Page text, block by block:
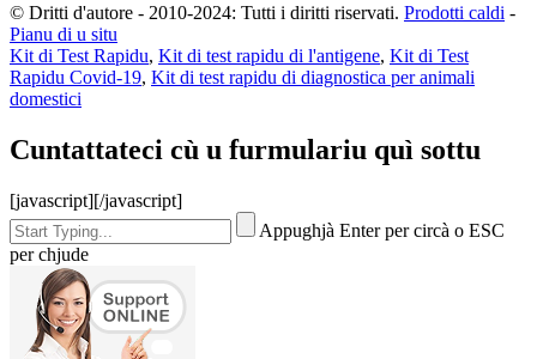
© Dritti d'autore - 2010-2024: Tutti i diritti riservati. Prodotti caldi -
Pianu di u situ
Kit di Test Rapidu, Kit di test rapidu di l'antigene, Kit di Test
Rapidu Covid-19, Kit di test rapidu di diagnostica per animali
domestici
Cuntattateci cù u furmulariu quì sottu
[javascript][/javascript]
Appughjà Enter per circà o ESC
per chjude